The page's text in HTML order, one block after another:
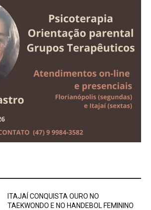
ITAJAÍ CONQUISTA OURO NO
TAEKWONDO E NO HANDEBOL FEMININO